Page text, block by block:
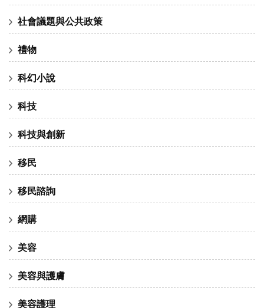
社會議題與公共政策
禮物
科幻小說
科技
科技與創新
移民
移民諮詢
網購
美容
美容與護膚
美容護理